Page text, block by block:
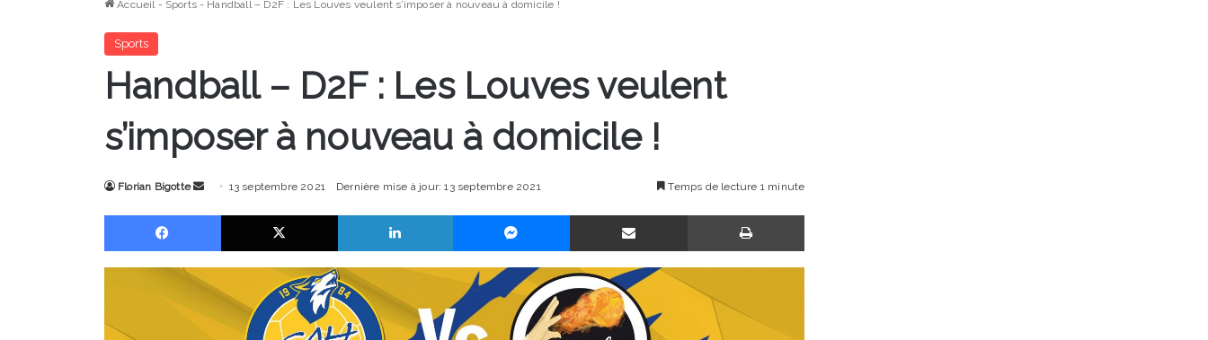
Accueil - Sports - Handball – D2F : Les Louves veulent s’imposer à nouveau à domicile !
Sports
Handball – D2F : Les Louves veulent
s’imposer à nouveau à domicile !
Florian Bigotte
Envoyer13 septembre 2021 Dernière mise à jour: 13 septembre 2021 Temps de lecture 1 minute
Facebook X Linkedin Messenger Partager par email Imprimer